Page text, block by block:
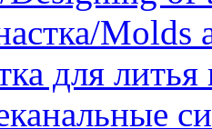
Molds
для литья